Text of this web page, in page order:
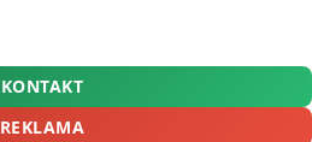
KONTAKT
REKLAMA